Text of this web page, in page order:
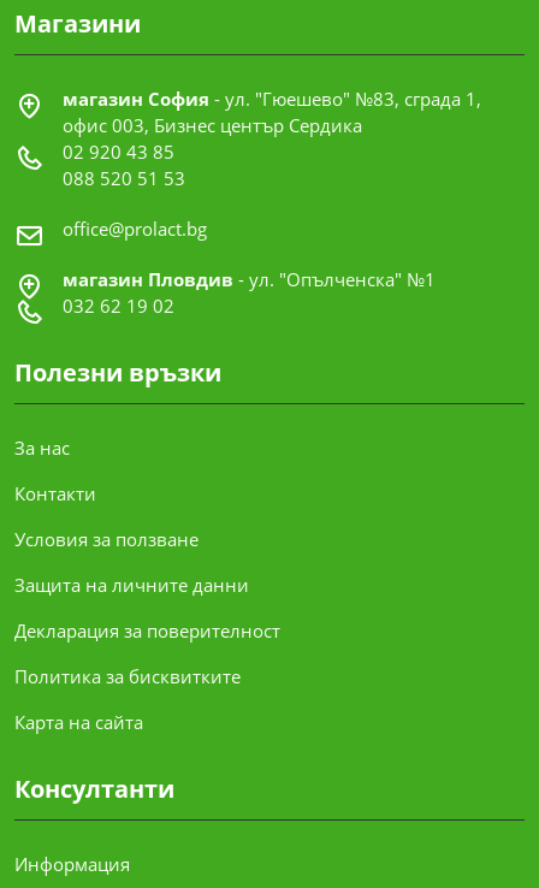
Магазини
магазин София - ул. "Гюешево" №83, сграда 1,
офис 003, Бизнес център Сердика
02 920 43 85
088 520 51 53
office@prolact.bg
магазин Пловдив - ул. "Опълченска" №1
032 62 19 02
Полезни връзки
За нас
Контакти
Условия за ползване
Защита на личните данни
Декларация за поверителност
Политика за бисквитките
Карта на сайта
Консултанти
Информация